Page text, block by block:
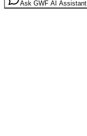
Ask GWF AI Assistant